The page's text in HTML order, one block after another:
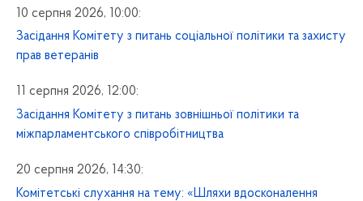
10 серпня 2026, 10:00:
Засідання Комітету з питань соціальної політики та захисту
прав ветеранів
11 серпня 2026, 12:00:
Засідання Комітету з питань зовнішньої політики та
міжпарламентського співробітництва
20 серпня 2026, 14:30:
Комітетські слухання на тему: «Шляхи вдосконалення